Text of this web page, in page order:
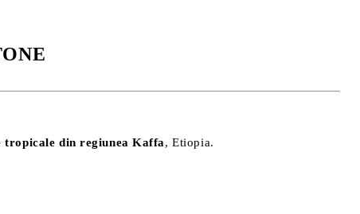
tropicale din regiunea Kaffa, Etiopia.